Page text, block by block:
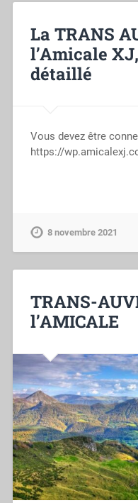
La TRANS
l’Amicale
détaillé
Vous devez être
https://
8 novembre 2021
TRANS-
l’AMICALE